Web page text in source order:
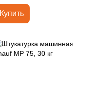
Купить